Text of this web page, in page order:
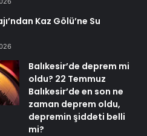
Kaz Gölü’ne Su
Balıkesir’de deprem mi
oldu? 22 Temmuz
Balıkesir’de en son ne
zaman deprem oldu,
depremin şiddeti belli
mi?